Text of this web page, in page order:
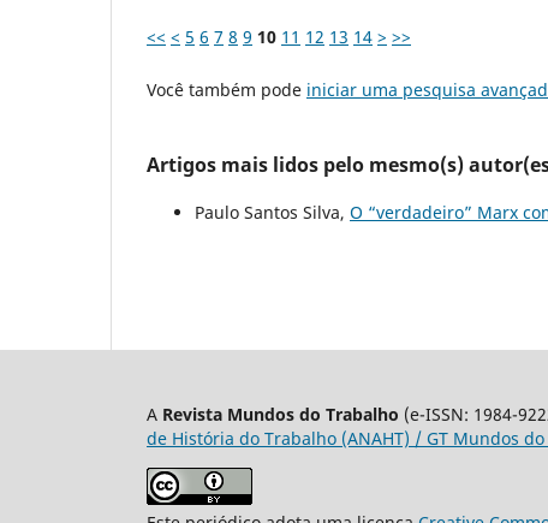
<< < 5 6 7 8 9 10 11 12 13 14 > >>
Você também pode iniciar uma pesquisa
Artigos mais lidos pelo mesmo(s)
Paulo Santos Silva, O “verdadeiro” Marx
A Revista Mundos do Trabalho (e-ISSN: 1984-
de História do Trabalho (ANAHT) / GT Mundos